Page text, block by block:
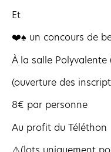
Et
❤️♠️ un concours de
À la salle Polyvalente
(ouverture des
8€ par personne
Au profit du Téléthon